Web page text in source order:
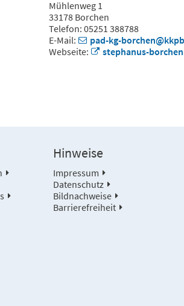
Mühlenweg 1
33178 Borchen
Telefon: 05251 388788
E-Mail:
pad-kg-
Webseite:
stephanus-
Hinweise
Impressum
Datenschutz
Bildnachweise
Barrierefreiheit